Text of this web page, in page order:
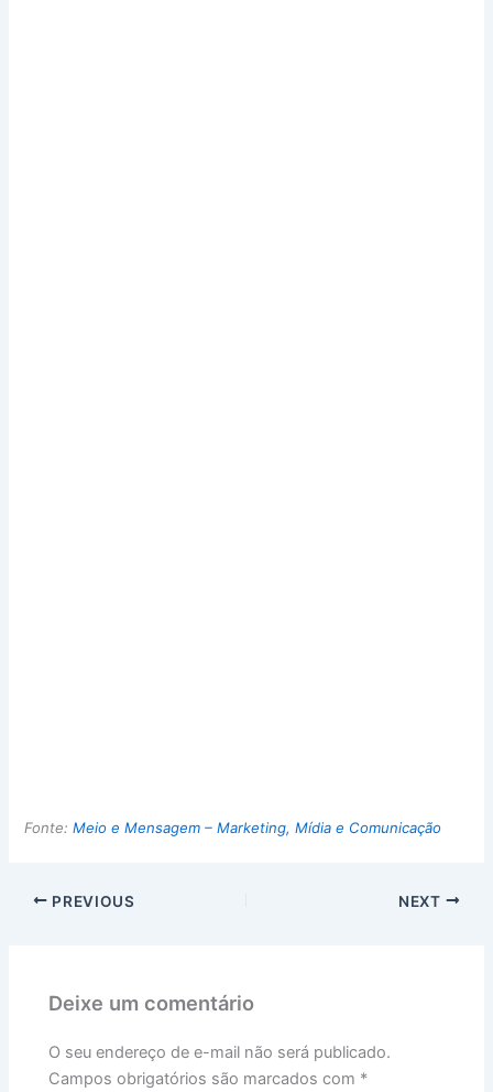
Fonte:Meio e Mensagem – Marketing, Mídia e Comunicação
PREVIOUS NEXT
Deixe um comentário
O seu endereço de e-mail não será publicado.
Campos obrigatórios são marcados com *